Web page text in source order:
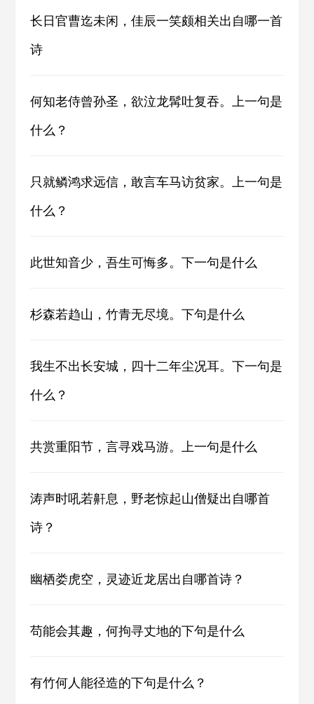
长日官曹迄未闲，佳辰一笑颇相关出自哪一首
诗
何知老侍曾孙圣，欲泣龙髯吐复吞。上一句是
什么？
只就鳞鸿求远信，敢言车马访贫家。上一句是
什么？
此世知音少，吾生可悔多。下一句是什么
杉森若趋山，竹青无尽境。下句是什么
我生不出长安城，四十二年尘况耳。下一句是
什么？
共赏重阳节，言寻戏马游。上一句是什么
涛声时吼若鼾息，野老惊起山僧疑出自哪首
诗？
幽栖娄虎空，灵迹近龙居出自哪首诗？
苟能会其趣，何拘寻丈地的下句是什么
有竹何人能径造的下句是什么？